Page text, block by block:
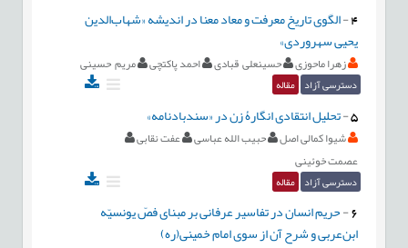
4
-الگوی تاریخ معرفت و معاد معنا در اندیشه «شهاب‌الدين
یحیی سهروردی»
زهرا ماحوزی حسینعلی قبادی احمد پاکتچی مریم حسینی
دسترسی آزاد مقاله
5
-تحلیل انتقادی انگارۀ زن در «سندبادنامه»
شیوا کمالی اصل حبیب الله عباسی
عفت نقابی
عصمت خوئینی
دسترسی آزاد مقاله
6
-حریم انسان در تفاسیر عرفانی بر مبنای فصّ یونسیّه
ابن‌عربی و شرح آن از سوی امام خمینی(ره)